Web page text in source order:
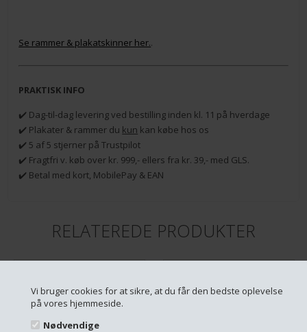
Vi bruger cookies for at sikre, at du får den bedste oplevelse
på vores hjemmeside.
Nødvendige
Se rammer & plakatskinner her..
PRAKTISK INFO
✔️ Dag-til-dag levering ved bestilling inden kl. 11 på hverdage
✔️ Plakater & rammer du kun kan købe hos os
✔️ 5 af 5 stjerner på Trustpilot
✔️ Fragtfri v. køb over kr. 999,- ellers fra kr. 39,- med GLS.
✔️ Betal med kort, MobilePay & EAN
RELATEREDE PRODUKTER